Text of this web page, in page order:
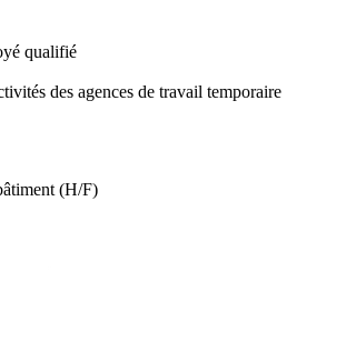
qualifié
des agences de travail temporaire
(H/F)